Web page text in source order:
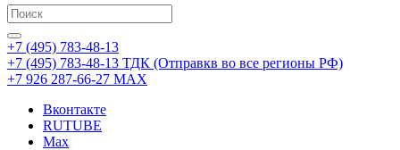
+7 (495) 783-48-13
+7 (495) 783-48-13 ТДК (Отправкв во все регионы РФ)
+7 926 287-66-27 МАХ
Вконтакте
RUTUBE
Max